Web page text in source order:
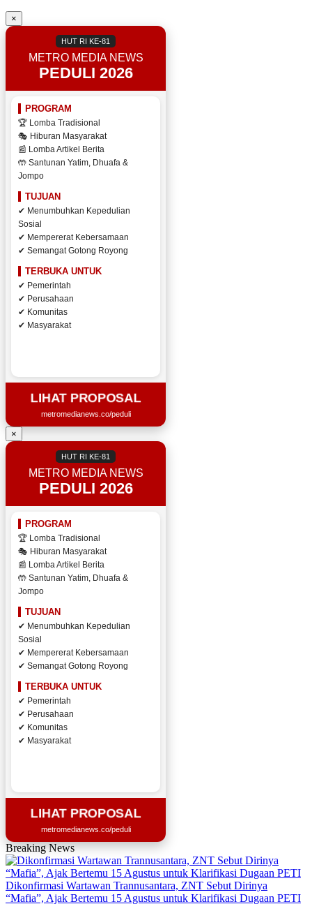
×
HUT RI KE-81
METRO MEDIA NEWS
PEDULI 2026
PROGRAM
🏆 Lomba Tradisional
🎭 Hiburan Masyarakat
📰 Lomba Artikel Berita
🤲 Santunan Yatim, Dhuafa &
Jompo
TUJUAN
✔ Menumbuhkan Kepedulian
Sosial
✔ Mempererat Kebersamaan
✔ Semangat Gotong Royong
TERBUKA UNTUK
✔ Pemerintah
✔ Perusahaan
✔ Komunitas
✔ Masyarakat
LIHAT PROPOSAL
metromedianews.co/peduli
×
HUT RI KE-81
METRO MEDIA NEWS
PEDULI 2026
PROGRAM
🏆 Lomba Tradisional
🎭 Hiburan Masyarakat
📰 Lomba Artikel Berita
🤲 Santunan Yatim, Dhuafa &
Jompo
TUJUAN
✔ Menumbuhkan Kepedulian
Sosial
✔ Mempererat Kebersamaan
✔ Semangat Gotong Royong
TERBUKA UNTUK
✔ Pemerintah
✔ Perusahaan
✔ Komunitas
✔ Masyarakat
LIHAT PROPOSAL
metromedianews.co/peduli
Breaking News
Dikonfirmasi Wartawan Trannusantara, ZNT Sebut Dirinya
“Mafia”, Ajak Bertemu 15 Agustus untuk Klarifikasi Dugaan PETI